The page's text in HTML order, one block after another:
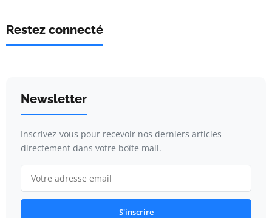
Restez connecté
Newsletter
Inscrivez-vous pour recevoir nos derniers articles
directement dans votre boîte mail.
S'inscrire